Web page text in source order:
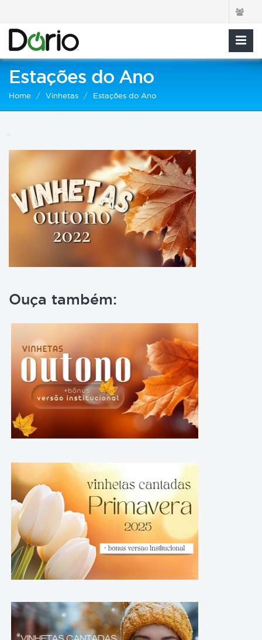
Estações do Ano
Home Vinhetas Estações do Ano
Ouça também: